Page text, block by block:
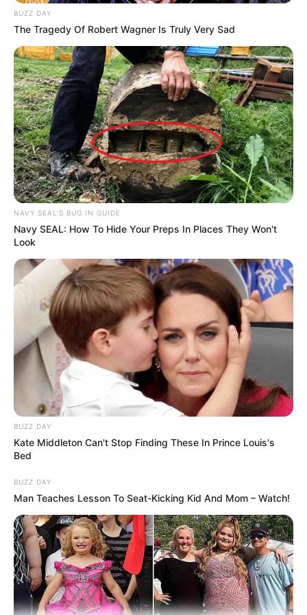
Minggu ala Jomblo yang Bikin
Ngenes
10 Desain Kanopi Tempat
Tidur, Serasa Beristirahat di
Kamar Raja
Tampil Lebih Modern, 7 Potret
Hasil Renovasi Rumah Berusia
90 Tahun
BUZZ DAY
The Tragedy Of Robert Wagner Is Truly Very Sad
NAVY SEAL'S BUG IN GUIDE
Navy SEAL: How To Hide Your Preps In Places They Won't
Look
BUZZ DAY
Kate Middleton Can't Stop Finding These In Prince Louis's
Bed
BUZZ DAY
Man Teaches Lesson To Seat-Kicking Kid And Mom – Watch!